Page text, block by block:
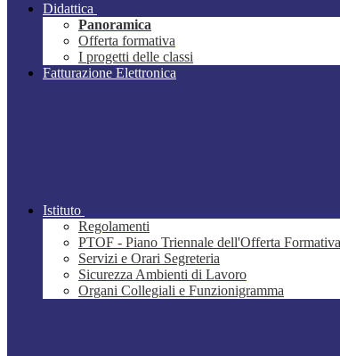
Didattica
Panoramica
Offerta formativa
I progetti delle classi
Fatturazione Elettronica
Istituto
Regolamenti
PTOF - Piano Triennale dell'Offerta Formativa
Servizi e Orari Segreteria
Sicurezza Ambienti di Lavoro
Organi Collegiali e Funzionigramma